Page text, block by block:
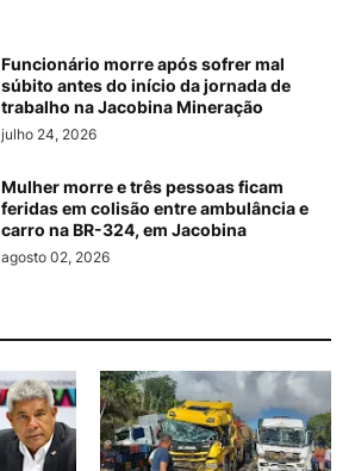
Funcionário morre após sofrer mal
súbito antes do início da jornada de
trabalho na Jacobina Mineração
julho 24, 2026
Mulher morre e três pessoas ficam
feridas em colisão entre ambulância e
carro na BR-324, em Jacobina
agosto 02, 2026